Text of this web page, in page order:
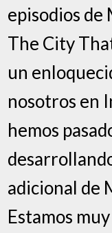
episodios de
The City
un
nosotros en
hemos
adicional de
Estamos